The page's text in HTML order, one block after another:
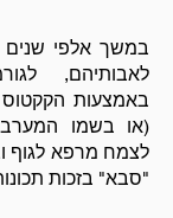
במשך אלפי שנים
לאבותיהם,
באמצעות הקקטוס
(או בשמו
לצמח מרפא לגוף
"סבא" בזכות